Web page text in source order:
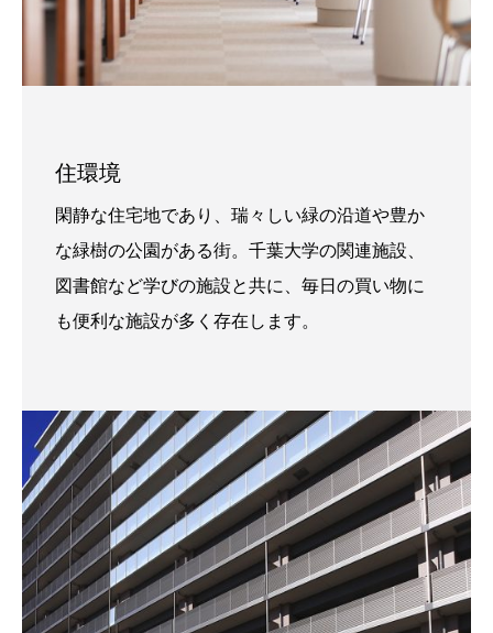
住環境
閑静な住宅地であり、瑞々しい緑の沿道や豊か
な緑樹の公園がある街。千葉大学の関連施設、
図書館など学びの施設と共に、毎日の買い物に
も便利な施設が多く存在します。